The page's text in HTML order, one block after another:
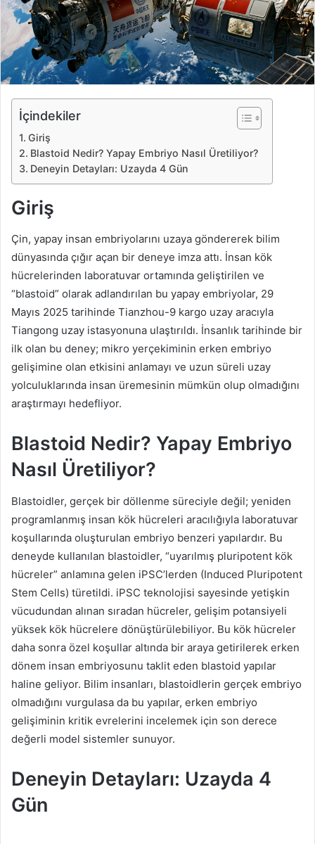
t
a
g
ö
n
e
İçindekiler
Giriş
Blastoid Nedir? Yapay Embriyo Nasıl Üretiliyor?
Deneyin Detayları: Uzayda 4 Gün
Giriş
Çin, yapay insan embriyolarını uzaya göndererek bilim
dünyasında çığır açan bir deneye imza attı. İnsan kök
hücrelerinden laboratuvar ortamında geliştirilen ve
“blastoid” olarak adlandırılan bu yapay embriyolar, 29
Mayıs 2025 tarihinde Tianzhou-9 kargo uzay aracıyla
Tiangong uzay istasyonuna ulaştırıldı. İnsanlık tarihinde bir
ilk olan bu deney; mikro yerçekiminin erken embriyo
gelişimine olan etkisini anlamayı ve uzun süreli uzay
yolculuklarında insan üremesinin mümkün olup olmadığını
araştırmayı hedefliyor.
Blastoid Nedir? Yapay Embriyo
Nasıl Üretiliyor?
Blastoidler, gerçek bir döllenme süreciyle değil; yeniden
programlanmış insan kök hücreleri aracılığıyla laboratuvar
koşullarında oluşturulan embriyo benzeri yapılardır. Bu
deneyde kullanılan blastoidler, “uyarılmış pluripotent kök
hücreler” anlamına gelen iPSC’lerden (Induced Pluripotent
Stem Cells) türetildi. iPSC teknolojisi sayesinde yetişkin
vücudundan alınan sıradan hücreler, gelişim potansiyeli
yüksek kök hücrelere dönüştürülebiliyor. Bu kök hücreler
daha sonra özel koşullar altında bir araya getirilerek erken
dönem insan embriyosunu taklit eden blastoid yapılar
haline geliyor. Bilim insanları, blastoidlerin gerçek embriyo
olmadığını vurgulasa da bu yapılar, erken embriyo
gelişiminin kritik evrelerini incelemek için son derece
değerli model sistemler sunuyor.
Deneyin Detayları: Uzayda 4
Gün